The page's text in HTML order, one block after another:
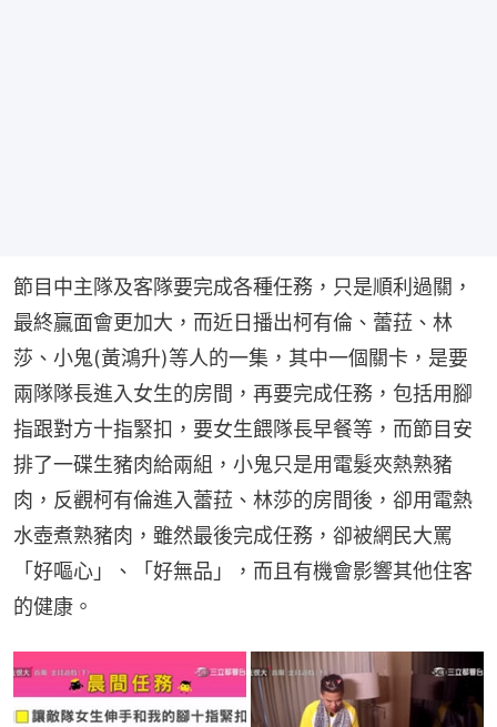
節目中主隊及客隊要完成各種任務，只是順利過關，
最終贏面會更加大，而近日播出柯有倫、蕾菈、林
莎、小鬼(黃鴻升)等人的一集，其中一個關卡，是要
兩隊隊長進入女生的房間，再要完成任務，包括用腳
指跟對方十指緊扣，要女生餵隊長早餐等，而節目安
排了一碟生豬肉給兩組，小鬼只是用電髮夾熱熟豬
肉，反觀柯有倫進入蕾菈、林莎的房間後，卻用電熱
水壺煮熟豬肉，雖然最後完成任務，卻被網民大罵
「好嘔心」、「好無品」，而且有機會影響其他住客
的健康。